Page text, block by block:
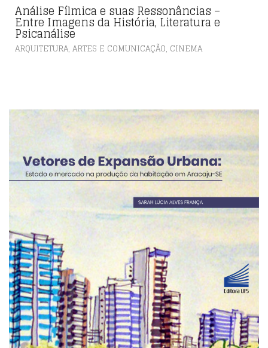
Análise Fílmica e suas Ressonâncias –
Entre Imagens da História, Literatura e
Psicanálise
ARQUITETURA, ARTES E COMUNICAÇÃO, CINEMA